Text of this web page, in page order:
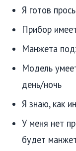
Я готов
Прибор
Манжета
Модель
день/ночь
Я знаю, как
У меня нет
будет